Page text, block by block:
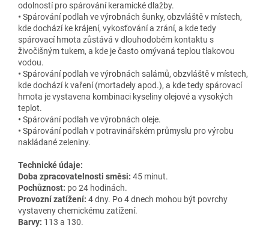
odolností pro spárování keramické dlažby.
•Spárování podlah ve výrobnách šunky, obzvláště v místech,
kde dochází ke krájení, vykosťování a zrání, a kde tedy
spárovací hmota zůstává v dlouhodobém kontaktu s
živočišným tukem, a kde je často omývaná teplou tlakovou
vodou.
•Spárování podlah ve výrobnách salámů, obzvláště v místech,
kde dochází k vaření (mortadely apod.), a kde tedy spárovací
hmota je vystavena kombinaci kyseliny olejové a vysokých
teplot.
•Spárování podlah ve výrobnách oleje.
•Spárování podlah v potravinářském průmyslu pro výrobu
nakládané zeleniny.
Technické údaje:
Doba zpracovatelnosti směsi: 45 minut.
Pochůznost: po 24 hodinách.
Provozní zatížení: 4 dny. Po 4 dnech mohou být povrchy
vystaveny chemickému zatížení.
Barvy: 113 a 130.